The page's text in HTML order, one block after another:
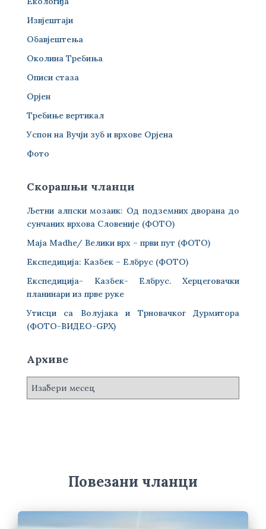
Извјештаји
Обавјештења
Околина Требиња
Описи стаза
Орјен
Требиње вертикал
Успон на Вучји зуб и врхове Орјена
Фото
Скорашњи чланци
Љетни алпски мозаик: Од подземних дворана до
сунчаних врхова Словеније (ФОТО)
Maja Madhe/ Велики врх – први пут (ФОТО)
Експедиција: Казбек – Елбрус (ФОТО)
Експедиција- Казбек- Елбрус. Херцеговачки
планинари из прве руке
Утисци са Волујака и Трновачког Дурмитора
(ФОТО-ВИДЕО-GPX)
Архиве
А
Повезани чланци